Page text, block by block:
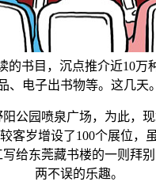
的书目，沉点推介近10
、电子出书物等。这几天。
喷泉广场，为此，现
客岁增设了100个展位，
给东莞藏书楼的一则拜
两不误的乐趣。